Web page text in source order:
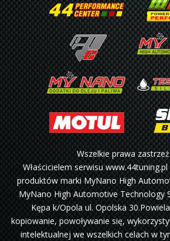
Wszelkie prawa
Właścicielem serwisu
produktów marki MyNano High
MyNano High Automotive Technology
Kępa k/Opola ul. Opolska
kopiowanie, powoływanie się,
intelektualnej we wszelkich celach w